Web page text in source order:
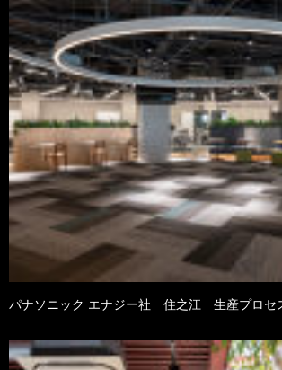
パナソニック エナジー社 住之江 生産プロセ